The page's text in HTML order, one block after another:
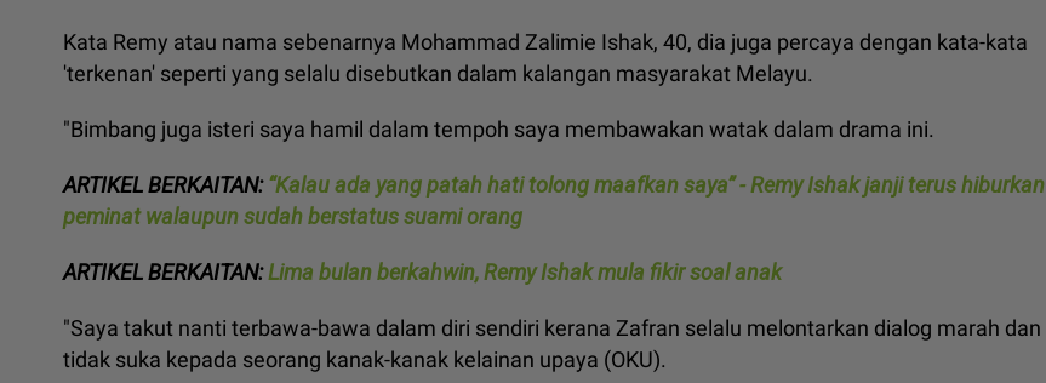
Kata Remy atau nama sebenarnya Mohammad Zalimie Ishak, 40, dia juga percaya dengan kata-kata
'terkenan' seperti yang selalu disebutkan dalam kalangan masyarakat Melayu.
"Bimbang juga isteri saya hamil dalam tempoh saya membawakan watak dalam drama ini.
ARTIKEL BERKAITAN:“Kalau ada yang patah hati tolong maafkan saya” - Remy Ishak janji terus hiburkan
peminat walaupun sudah berstatus suami orang
ARTIKEL BERKAITAN:Lima bulan berkahwin, Remy Ishak mula fikir soal anak
"Saya takut nanti terbawa-bawa dalam diri sendiri kerana Zafran selalu melontarkan dialog marah dan
tidak suka kepada seorang kanak-kanak kelainan upaya (OKU).